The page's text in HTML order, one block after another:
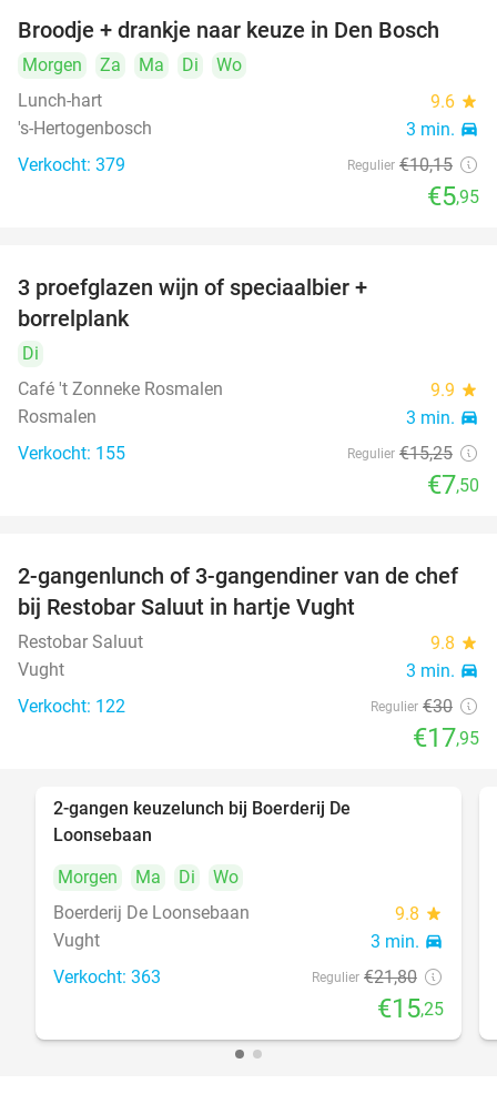
food
41%
Broodje + drankje naar keuze in Den Bosch
Morgen Za Ma Di
Wo
Lunch-hart
9.6 star
's-Hertogenbosch 3 min. directions_car
Verkocht: 379 Regulier €10,15
€5,95
3 proefglazen wijn of speciaalbier +
borrelplank
Di
Café 't Zonneke Rosmalen
9.9 star
Rosmalen 3 min. directions_car
Verkocht: 155 Regulier €15,25
€7,50
40%
2-gangenlunch of 3-gangendiner van de chef
bij Restobar Saluut in hartje Vught
Restobar Saluut 9.8 star
Vught 3 min. directions_car
Verkocht: 122 Regulier €30
€17,95
2-gangen keuzelunch bij Boerderij De
Loonsebaan
Morgen
Ma Di
Wo
Boerderij De Loonsebaan
9.8 star
Vught 3 min. directions_car
Verkocht: 363 Regulier €21,80
€15,25